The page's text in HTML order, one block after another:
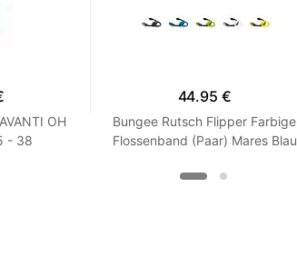
OH
- 38
44.95 €
Bungee Rutsch Flipper Farbige
Flossenband (Paar) Mares Blau